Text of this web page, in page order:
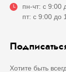
пн-чт: с 9:00
пт: с 9:00 до
Хотите быть